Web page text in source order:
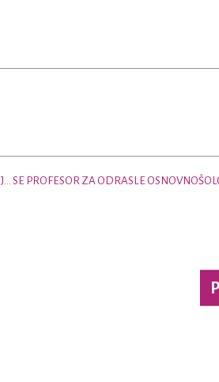
J... SE PROFESOR ZA ODRASLE